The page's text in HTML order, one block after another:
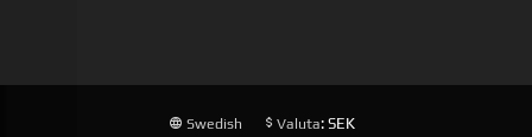
Swedish Valuta: SEK